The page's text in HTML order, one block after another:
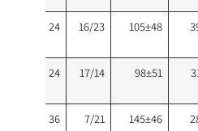
105±48
16/23
24
98±51
17/14
24
145±46
7/21
36